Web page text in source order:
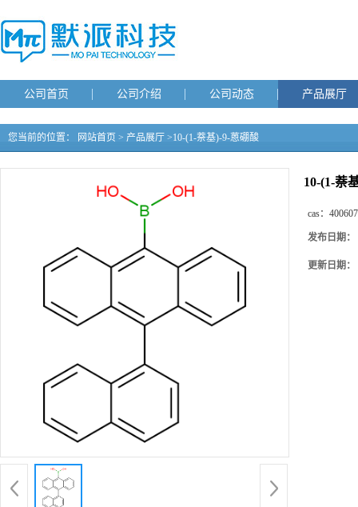
公司首页 公司介绍 公司动态 产品展厅
您当前的位置： 网站首页 > 产品展厅 >10-(1-萘基)-9-蒽硼酸
10-(1-萘
cas：
发布日期：
更新日期：